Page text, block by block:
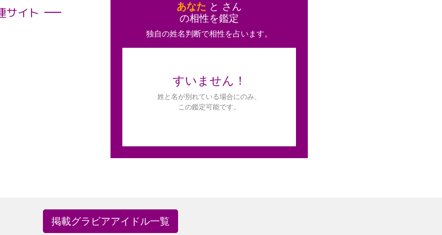
サイト あなた と さん
の相性を鑑定
独自の姓名判断で相性を占います。
すいません！
姓と名が別れている場合にのみ、
この鑑定可能です。
掲載グラビアアイドル一覧